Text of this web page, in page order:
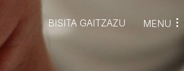
BISITA GAITZAZU MENU